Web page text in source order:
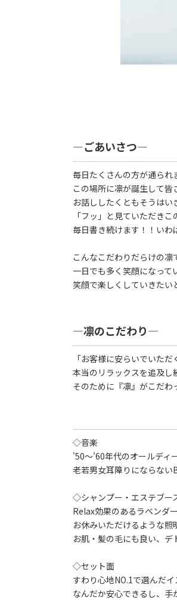
―ごあいさつ―
毎日たくさんの方が通られ
この場所に凛が誕生して皆
お話ししたくともそうはい
「フッ」と見ていただき
毎日書き続けます！！い
こんなこだわりだらけの凛
一日でも多く笑顔になって
笑顔で楽しくしていきたい
―凛のこだわり―
「お客様に安らいでいた
本当のリラックスを追及し
そのために『凛』がこだわ
◇音楽
'50～'60年代のオールディ
老若男女耳障りにならない
◇シャンプー・エステブー
Relax効果のあるラベンダ
お休みいただけるような照
お肌・髪の毛にも良い、
◇セット面
すわり心地NO.1で選んだイ
なんだか安心できるし、手